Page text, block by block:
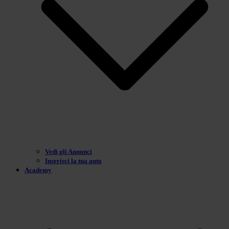
Vedi gli Annunci
Inserisci la tua auto
Academy